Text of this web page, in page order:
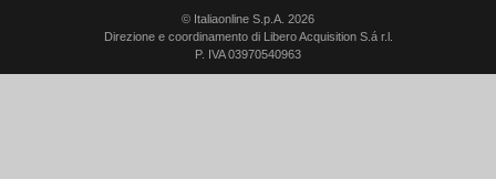
© Italiaonline S.p.A. 2026
Direzione e coordinamento di Libero Acquisition S.á r.l.
P. IVA 03970540963